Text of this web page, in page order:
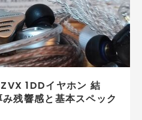
1DDイヤホン 結
残響感と基本スペック